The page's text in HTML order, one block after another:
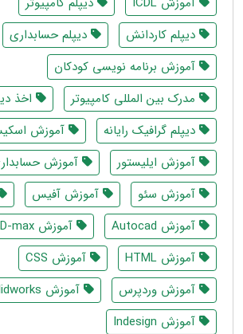
دیپلم کاردانش
دیپلم حسابداری
آموزش برنامه نویسی کودکان
مدرک بین المللی کامپیوتر
اخذ
دیپلم گرافیک رایانه
آموزش
آموزش ایلیستور
آموزش
آموزش سئو
آموزش آفیس
آموزش Autocad
آموزش 3D-max
آموزش HTML
آموزش CSS
آموزش وردپرس
آموزش Solidworks
آموزش Indesign